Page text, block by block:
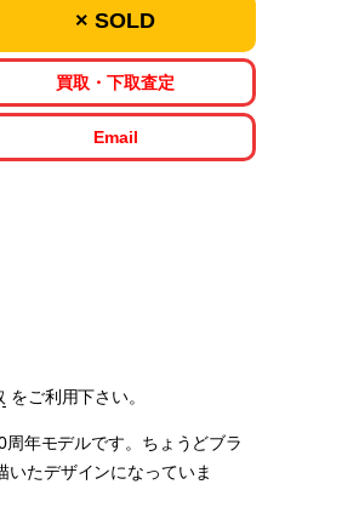
× SOLD
買取・下取査定
Email
をご利用下さい。
年モデルです。ちょうどブラ
いたデザインになっていま